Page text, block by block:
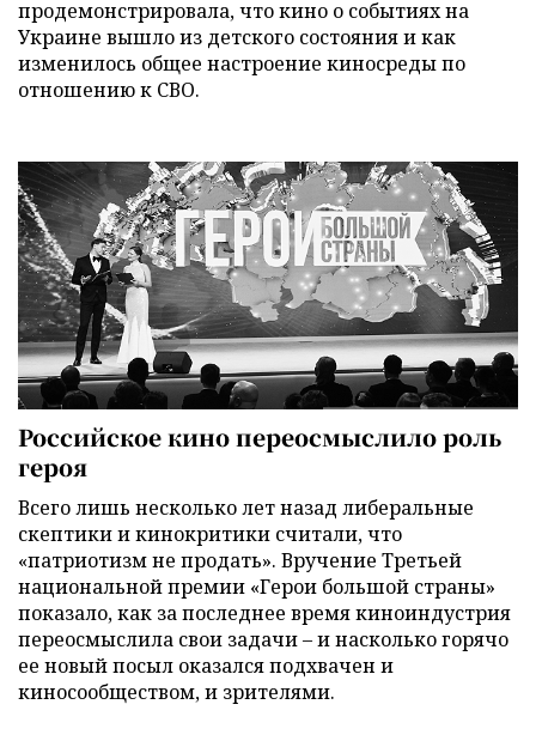
продемонстрировала, что кино о событиях на
Украине вышло из детского состояния и как
изменилось общее настроение киносреды по
отношению к СВО.
Российское кино переосмыслило роль
героя
Всего лишь несколько лет назад либеральные
скептики и кинокритики считали, что
«патриотизм не продать». Вручение Третьей
национальной премии «Герои большой страны»
показало, как за последнее время киноиндустрия
переосмыслила свои задачи – и насколько горячо
ее новый посыл оказался подхвачен и
киносообществом, и зрителями.